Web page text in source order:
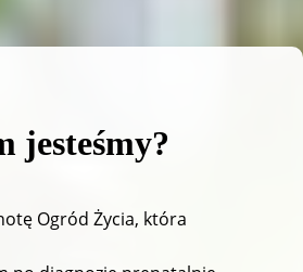
jesteśmy?
Ogród Życia, która